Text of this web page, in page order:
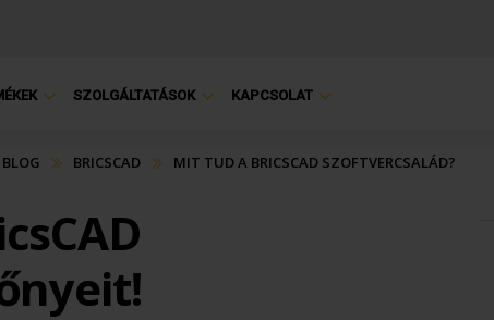
SZOLGÁLTATÁSOK KAPCSOLAT
BRICSCAD MIT TUD A BRICSCAD SZOFTVERCSALÁD?